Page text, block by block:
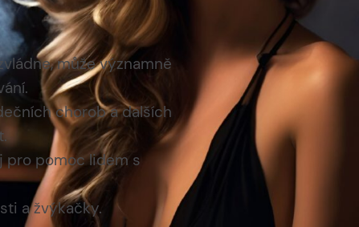
může významně
chorob a dalších
pro pomoc lidem s
a žvýkačky.